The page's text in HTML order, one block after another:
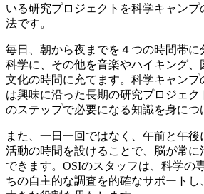
いる研究プロジェクトを科学キャン
法です。
毎日、朝から夜までを４つの時間帯に
科学に、その他を音楽やハイキング、
文化の時間に充てます。科学キャンプ
は興味に沿った長期の研究プロジェ
のステップで必要になる知識を身につ
また、一日一回ではなく、午前と午
活動の時間を設けることで、脳が常
できます。OSIのスタッフは、科学の
ちの自主的な調査を的確なサポートし